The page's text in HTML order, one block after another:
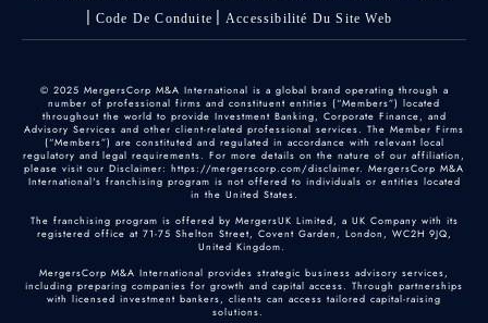
Code De Conduite
Accessibilité Du Site Web
© 2025 MergersCorp M&A International is a global brand operating through a
number of professional firms and constituent entities (“Members”) located
throughout the world to provide Investment Banking, Corporate Finance, and
Advisory Services and other client-related professional services. The Member Firms
(“Members”) are constituted and regulated in accordance with relevant local
regulatory and legal requirements. For more details on the nature of our affiliation,
please visit our Disclaimer: https://mergerscorp.com/disclaimer. MergersCorp M&A
International's franchising program is not offered to individuals or entities located
in the United States.
The franchising program is offered by MergersUK Limited, a UK Company with its
registered office at 71-75 Shelton Street, Covent Garden, London, WC2H 9JQ,
United Kingdom.
MergersCorp M&A International provides strategic business advisory services,
including preparing companies for growth and capital access. Through partnerships
with licensed investment bankers, clients can access tailored capital-raising
solutions.